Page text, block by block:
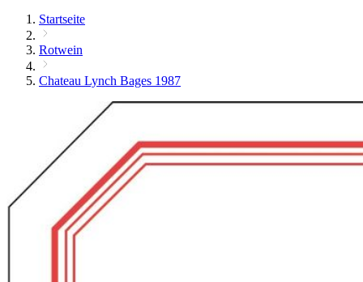
Startseite
Rotwein
Chateau Lynch Bages 1987